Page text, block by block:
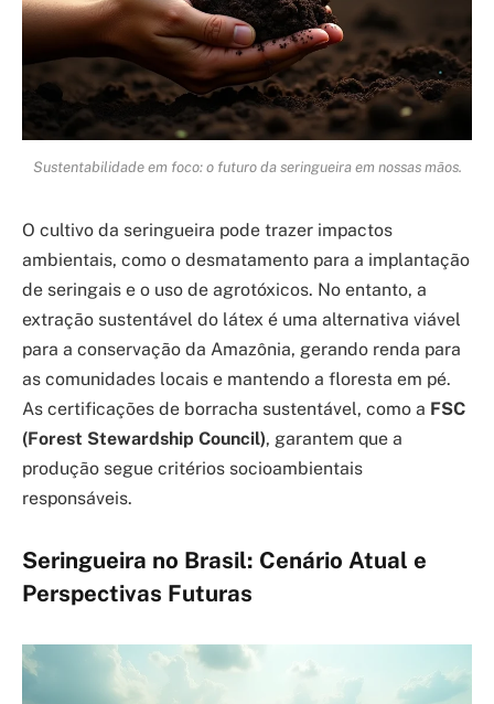
Sustentabilidade em foco: o futuro da seringueira em nossas mãos.
O cultivo da seringueira pode trazer impactos
ambientais, como o desmatamento para a implantação
de seringais e o uso de agrotóxicos. No entanto, a
extração sustentável do látex é uma alternativa viável
para a conservação da Amazônia, gerando renda para
as comunidades locais e mantendo a floresta em pé.
As certificações de borracha sustentável, como a FSC
(Forest Stewardship Council), garantem que a
produção segue critérios socioambientais
responsáveis.
Seringueira no Brasil: Cenário Atual e
Perspectivas Futuras